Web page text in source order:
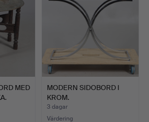
MED
MODERN SIDOBORD I
KROM.
3 dagar
Värdering